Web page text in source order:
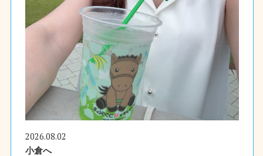
2026.08.02
小倉へ